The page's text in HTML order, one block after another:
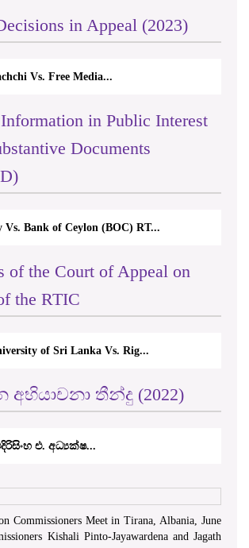
in Appeal (2023)
Vs. Free Media...
in Public Interest
Documents
Bank of Ceylon (BOC) RT...
of the Court of Appeal on
the RTIC
of Sri Lanka Vs. Rig...
අභියාචනා තීන්දු (2022)
එ. අධ්‍යක්ෂ...
Commissioners Meet in Tirana, Albania, June
Kishali Pinto-Jayawardena and Jagath